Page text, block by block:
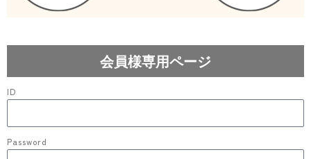
会員様専用ページ
ID
Password